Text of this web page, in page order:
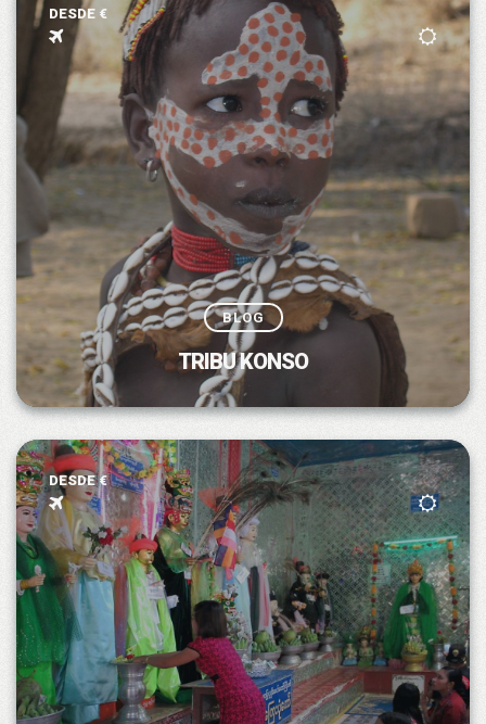
DESDE €
BLOG
TRIBU KONSO
DESDE €